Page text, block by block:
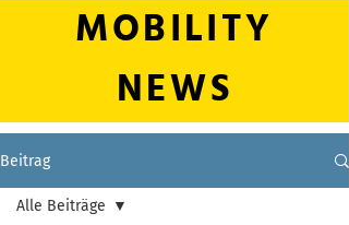
MOBILITY
NEWS
Beitrag
Alle Beiträge